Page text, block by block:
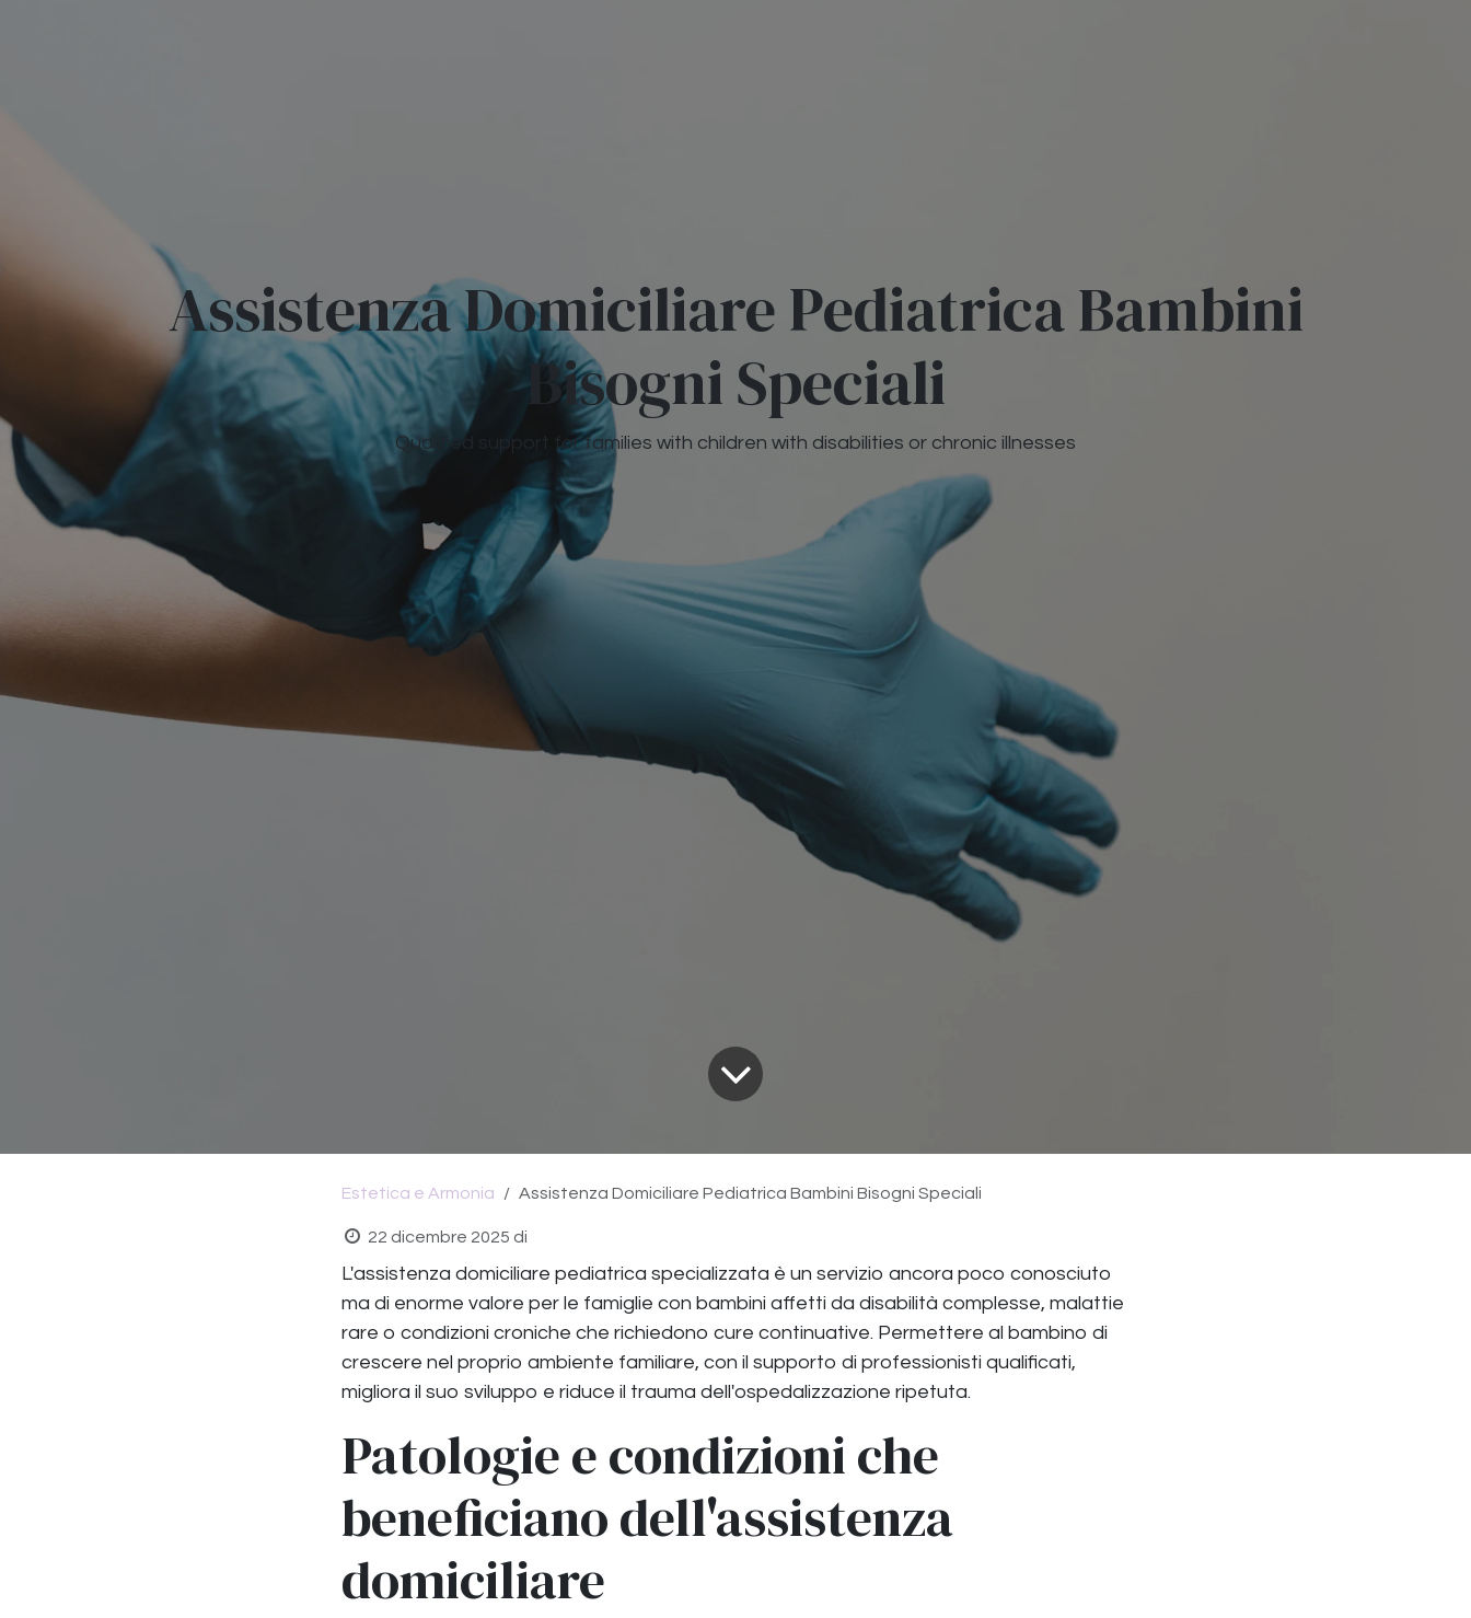
Assistenza Domiciliare Pediatrica Bambini
Bisogni Speciali
Qualified support for families with children with disabilities or chronic illnesses
Estetica e Armonia Assistenza Domiciliare Pediatrica Bambini Bisogni Speciali
22 dicembre 2025 di
L'assistenza domiciliare pediatrica specializzata è un servizio ancora poco conosciuto
ma di enorme valore per le famiglie con bambini affetti da disabilità complesse, malattie
rare o condizioni croniche che richiedono cure continuative. Permettere al bambino di
crescere nel proprio ambiente familiare, con il supporto di professionisti qualificati,
migliora il suo sviluppo e riduce il trauma dell'ospedalizzazione ripetuta.
Patologie e condizioni che
beneficiano dell'assistenza
domiciliare